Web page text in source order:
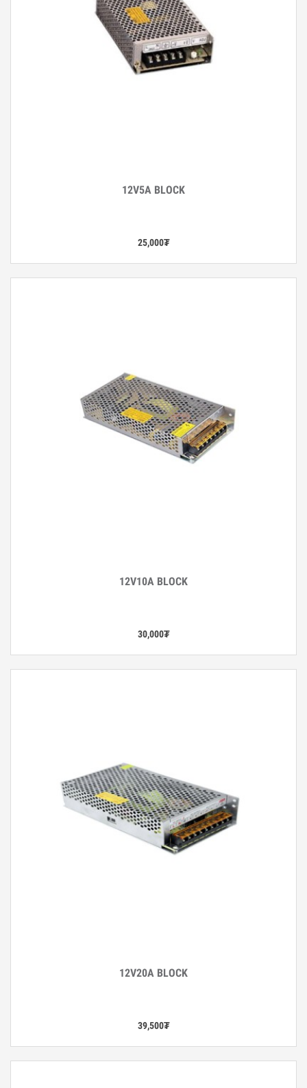
12V5A BLOCK
25,000₮
12V10A BLOCK
30,000₮
12V20A BLOCK
39,500₮